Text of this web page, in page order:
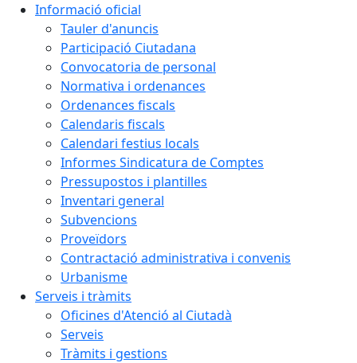
Informació oficial
Tauler d'anuncis
Participació Ciutadana
Convocatoria de personal
Normativa i ordenances
Ordenances fiscals
Calendaris fiscals
Calendari festius locals
Informes Sindicatura de Comptes
Pressupostos i plantilles
Inventari general
Subvencions
Proveïdors
Contractació administrativa i convenis
Urbanisme
Serveis i tràmits
Oficines d'Atenció al Ciutadà
Serveis
Tràmits i gestions